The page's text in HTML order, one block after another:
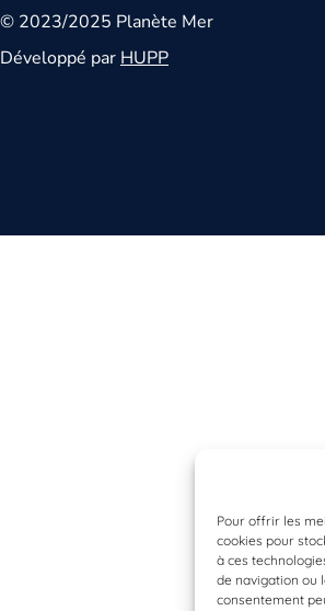
Pour offrir les
cookies pour
à ces
de navigation ou
consentement
© 2023/2025 Planète Mer
Développé parHUPP